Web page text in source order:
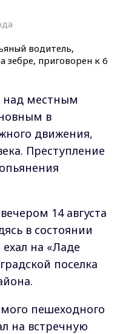
над местным
в
движения,
Преступление
14 августа
в состоянии
на «Ладе
поселка
пешеходного
на встречную